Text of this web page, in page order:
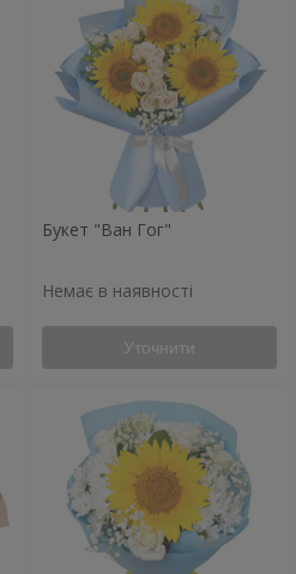
Букет "Ван Гог"
Немає в наявності
Уточнити